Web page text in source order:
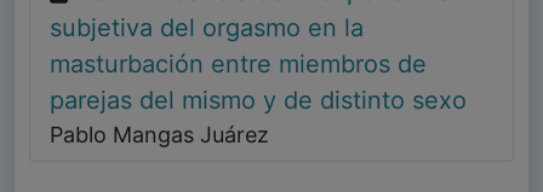
subjetiva del orgasmo en la
masturbación entre miembros de
parejas del mismo y de distinto sexo
Pablo Mangas Juárez